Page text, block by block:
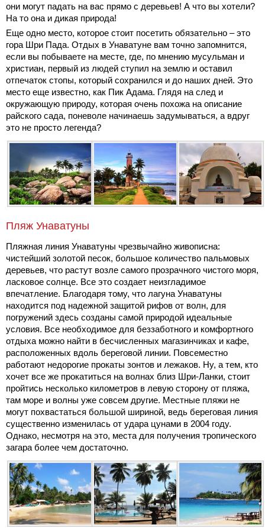
они могут падать на вас прямо с деревьев! А что вы хотели?
На то она и дикая природа!
Еще одно место, которое стоит посетить обязательно – это
гора Шри Пада. Отдых в Унаватуне вам точно запомнится,
если вы побываете на месте, где, по мнению мусульман и
христиан, первый из людей ступил на землю и оставил
отпечаток стопы, который сохранился и до наших дней. Это
место еще известно, как Пик Адама. Глядя на след и
окружающую природу, которая очень похожа на описание
райского сада, поневоле начинаешь задумываться, а вдруг
это не просто легенда?
Пляж Унаватуны
Пляжная линия Унаватуны чрезвычайно живописна:
чистейший золотой песок, большое количество пальмовых
деревьев, что растут возле самого прозрачного чистого моря,
ласковое солнце. Все это создает неизгладимое
впечатление. Благодаря тому, что лагуна Унаватуны
находится под надежной защитой рифов от волн, для
погружений здесь созданы самой природой идеальные
условия. Все необходимое для беззаботного и комфортного
отдыха можно найти в бесчисленных магазинчиках и кафе,
расположенных вдоль береговой линии. Повсеместно
работают недорогие прокаты зонтов и лежаков. Ну, а тем, кто
хочет все же прокатиться на волнах близ Шри-Ланки, стоит
пройтись несколько километров в левую сторону от пляжа,
там море и волны уже совсем другие. Местные пляжи не
могут похвастаться большой шириной, ведь береговая линия
существенно изменилась от удара цунами в 2004 году.
Однако, несмотря на это, места для получения тропического
загара более чем достаточно.